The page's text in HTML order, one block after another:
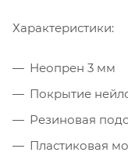
Характеристики:
Неопрен 3 мм
Покрытие
Резиновая
Пластиковая